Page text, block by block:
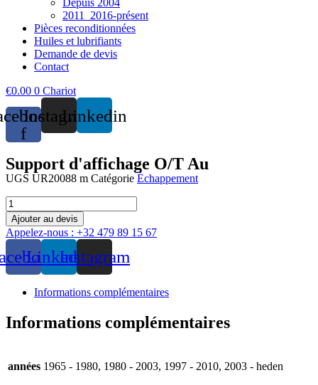
Depuis 2004
2011_2016-présent
Pièces reconditionnées
Huiles et lubrifiants
Demande de devis
Contact
€0.00 0 Chariot
f
InstagramLinkedin
Support d'affichage O/T Au
UGS UR20088 m Catégorie Échappement
quantité
de
Ounting
bracket
O/T
Au
Ajouter au devis
Appelez-nous : +32 479 89 15 67
LinkedinInstagram
Informations complémentaires
Informations complémentaires
années 1965 - 1980, 1980 - 2003, 1997 - 2010, 2003 - heden